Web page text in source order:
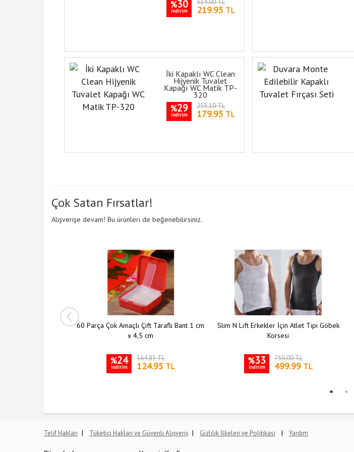
%30
indirim
314.00 TL
219.95 TL
İki Kapaklı WC Clean
Hijyenik Tuvalet
Kapağı WC Matik TP-
320
%29
indirim
255.10 TL
179.95 TL
Çok Satan Fırsatlar!
Alışverişe devam! Bu ürünleri de beğenebilirsiniz.
Şeffaf Askı 5 li Set
60 Parça Çok Amaçlı Çift Taraflı Bant 1 cm
x 4,5 cm
%24
indirim
164.85 TL
124.95 TL
Slim N Lift Erkekler İçin Atlet Tipi Göbek
Korsesi
%33
indirim
750.00 TL
499.99 TL
Telif Hakları | Tüketici Hakları ve Güvenli Alışveriş | Gizlilik İlkeleri ve Politikası | Yardım